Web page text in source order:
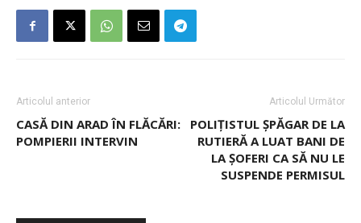
Articolul anterior
CASĂ DIN ARAD ÎN FLĂCĂRI:
POMPIERII INTERVIN
Articolul Următor
POLIȚISTUL ȘPĂGAR DE LA
RUTIERĂ A LUAT BANI DE
LA ȘOFERI CA SĂ NU LE
SUSPENDE PERMISUL